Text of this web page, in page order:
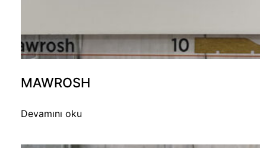
MAWROSH
Devamını oku